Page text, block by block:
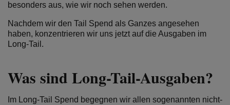
besonders aus, wie wir noch sehen werden.
Nachdem wir den Tail Spend als Ganzes angesehen
haben, konzentrieren wir uns jetzt auf die Ausgaben im
Long-Tail.
Was sind Long-Tail-Ausgaben?
Im Long-Tail Spend begegnen wir allen sogenannten nicht-